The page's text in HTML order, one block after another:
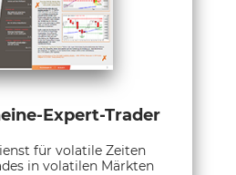
Expert-Trader
für volatile Zeiten
in volatilen Märkten